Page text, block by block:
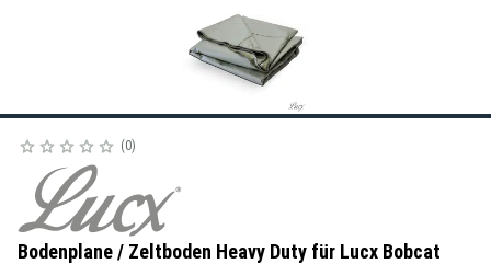
0
Bodenplane / Zeltboden Heavy Duty für Lucx Bobcat